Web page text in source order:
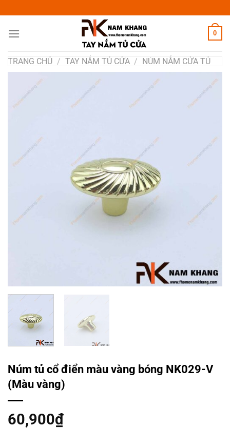
đến
nội
0
TRANG CHỦ / TAY NẮM TỦ CỬA / NÚM NẮM CỬA TỦ
Núm tủ cổ điển màu vàng bóng NK029-V
(Màu vàng)
60,900₫